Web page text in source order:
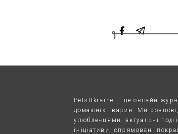
PetsUkraine — це онлайн-
домашніх тварин. Ми
улюбленцями, актуальні
ініціативи, спрямовані